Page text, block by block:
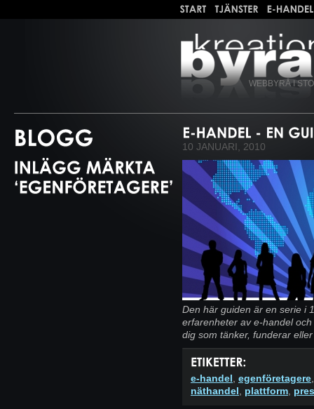
WEBBYRÅ I
10 JANUARI, 2010
Den här guiden är en serie i
erfarenheter av e-handel
dig som tänker, funderar
e-handel egenföretagere
näthandel
plattform